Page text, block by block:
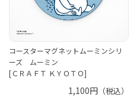
コースターマグネットムーミンシリ
ーズ ムーミン
[ＣＲＡＦＴ ＫＹＯＴＯ]
1,100円（税込）